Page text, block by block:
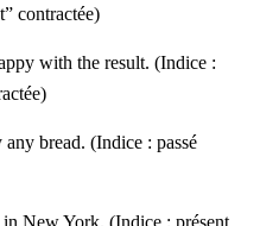
contractée)
with the result. (Indice :
any bread. (Indice : passé
New York. (Indice : présent